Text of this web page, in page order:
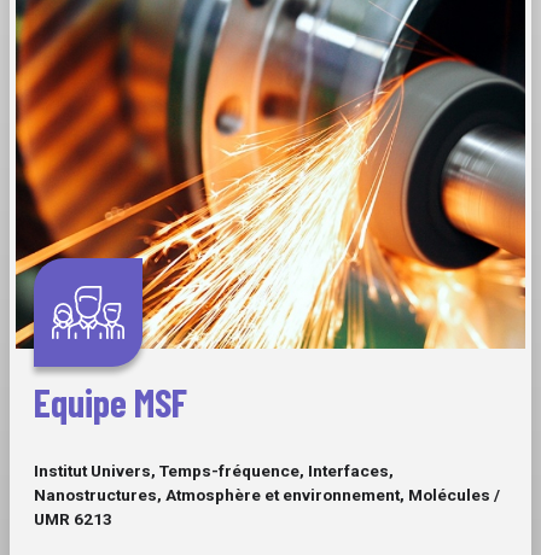
Equipe MSF
Institut Univers, Temps-fréquence, Interfaces,
Nanostructures, Atmosphère et environnement, Molécules /
UMR 6213